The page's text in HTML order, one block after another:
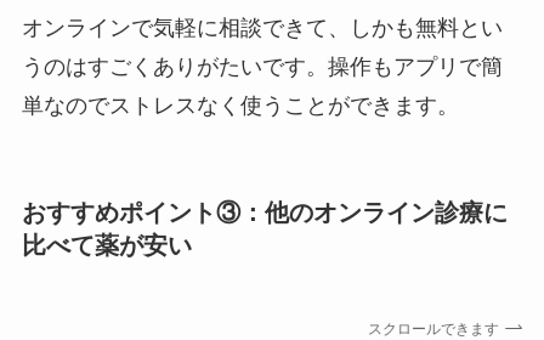
オンラインで気軽に相談できて、しかも無料とい
うのはすごくありがたいです。操作もアプリで簡
単なのでストレスなく使うことができます。
おすすめポイント③：他のオンライン診療に
比べて薬が安い
スクロールできます